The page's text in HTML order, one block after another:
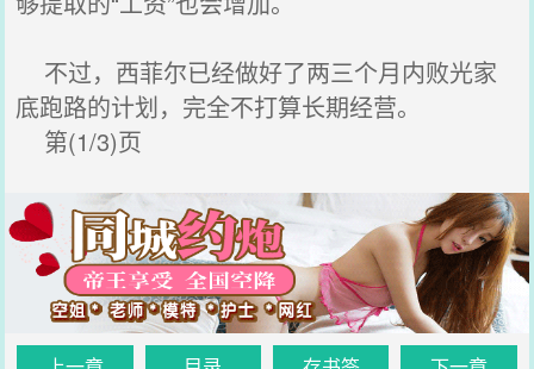
不过，西菲尔已经做好了两三个月内败光家
底跑路的计划，完全不打算长期经营。
第(1/3)页